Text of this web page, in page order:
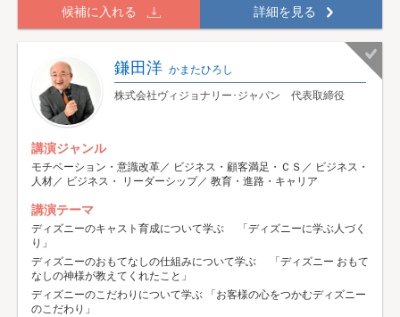
候補に入れる 詳細を見る
鎌田洋 かまたひろし
株式会社ヴィジョナリー･ジャパン 代表取締役
講演ジャンル
モチベーション・意識改革／ ビジネス・顧客満足・ＣＳ／ ビジネス・
人材／ ビジネス・ リーダーシップ／ 教育・進路・キャリア
講演テーマ
ディズニーのキャスト育成について学ぶ 「ディズニーに学ぶ人づく
り」
ディズニーのおもてなしの仕組みについて学ぶ 「ディズニー おもて
なしの神様が教えてくれたこと」
ディズニーのこだわりについて学ぶ 「お客様の心をつかむディズニー
のこだわり」